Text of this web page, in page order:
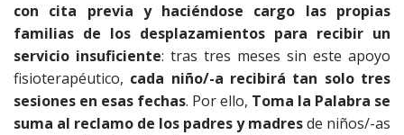
con cita previa y haciéndose cargo las propias
familias de los desplazamientos para recibir un
servicio insuficiente: tras tres meses sin este apoyo
fisioterapéutico, cada niño/-a recibirá tan solo tres
sesiones en esas fechas. Por ello, Toma la Palabra se
suma al reclamo de los padres y madresde niños/-as